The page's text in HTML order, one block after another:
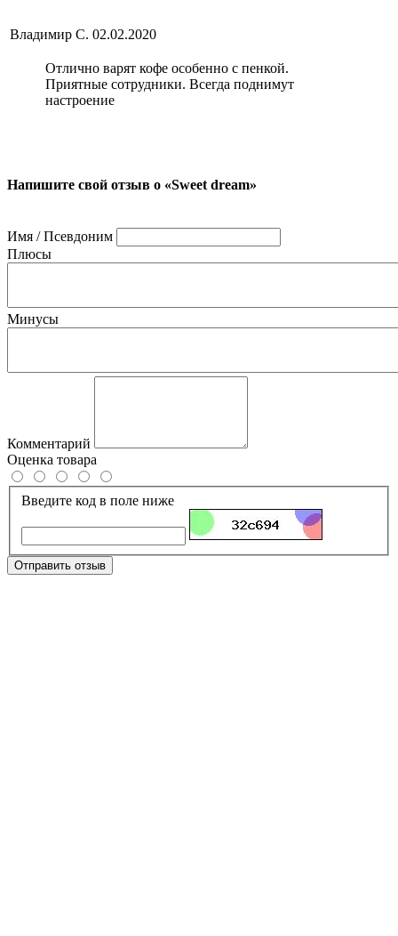
Владимир С. 02.02.2020
Отлично варят кофе особенно с пенкой.
Приятные сотрудники. Всегда поднимут
настроение
Напишите свой отзыв о «Sweet dream»
Имя / Псевдоним
Плюсы
Минусы
Комментарий
Оценка товара
Введите код в поле ниже
Отправить отзыв